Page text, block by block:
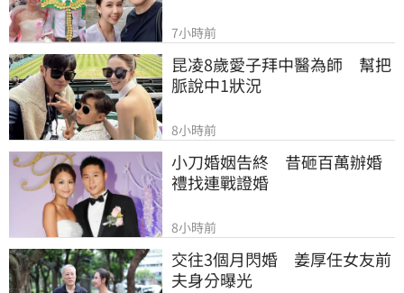
7小時前
昆凌8歲愛子拜中醫為師　幫把
脈說中1狀況
8小時前
小刀婚姻告終　昔砸百萬辦婚
禮找連戰證婚
8小時前
交往3個月閃婚　姜厚任女友前
夫身分曝光